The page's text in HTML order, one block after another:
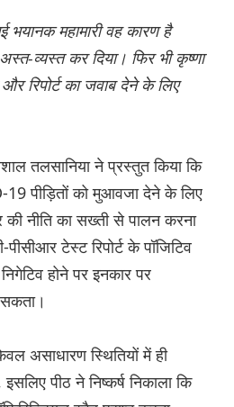
भयानक महामारी वह कारण है
व्यस्त कर दिया। फिर भी कृष्णा
रिपोर्ट का जवाब देने के लिए
तलसानिया ने प्रस्तुत किया कि
19 पीड़ितों को मुआवजा देने के लिए
की नीति का सख्ती से पालन करना
टेस्ट रिपोर्ट के पॉजिटिव
होने पर इनकार पर
सकता।
असाधारण स्थितियों में ही
पीठ ने निष्कर्ष निकाला कि